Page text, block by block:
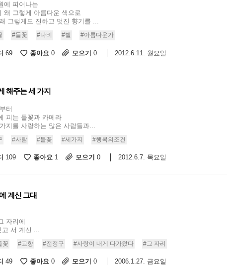
에 피어나는
왜 그렇게 아름다운 색으로
그렇게도 진하고 멋진 향기를 ...
#들꽃 #나비 #벌 #아름다운가
69 좋아요 0 모으기 0 2012.6.11. 월요일
해주는 세 가지
터
피는 들꽃과 카메라
지를 사랑하는 많은 사람들과...
#사람 #들꽃 #세가지 #행복의조건
109 좋아요 1 모으기 0 2012.6.7. 목요일
계신 그대
자리에
서 계신 ...
꽃 #고향 #전정구 #사랑이 내게 다가왔다 #그 자리
49 좋아요 0 모으기 0 2006.1.27. 금요일